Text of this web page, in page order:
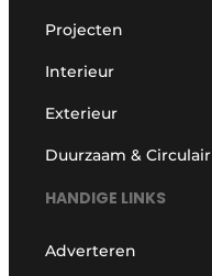
Projecten
Interieur
Exterieur
Duurzaam & Circulair
HANDIGE LINKS
Adverteren